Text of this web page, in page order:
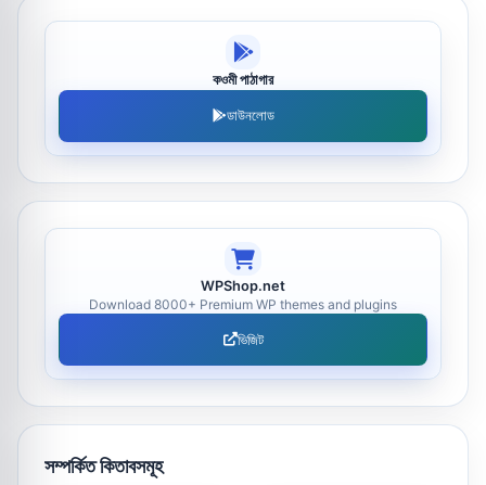
কওমী পাঠাগার
ডাউনলোড
WPShop.net
Download 8000+ Premium WP themes and plugins
ভিজিট
সম্পর্কিত কিতাবসমূহ